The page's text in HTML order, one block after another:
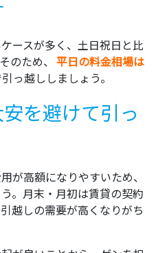
ースが多く、土日祝日と比
のため、 平日の料金相場は
っ越ししましょう。
を避けて引っ
が高額になりやすいため、
。月末・月初は賃貸の契約
越しの需要が高くなりがち